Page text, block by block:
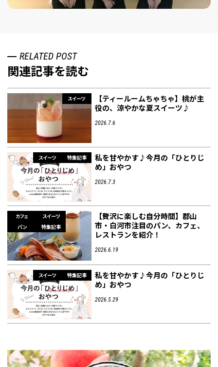
RELATED POST
関連記事を読む
スイーツ
【ティールームちゃちゃ】桃が主
役の、涼やかな夏スイーツ♪
2026.7.6
スイーツ 特集記事
私を甘やかす♪今月の「ひとりじ
め」おやつ
2026.7.3
カフェ
スイーツ
パン
特集記事
【贅沢に楽しむ自分時間】郡山
市・白河市注目のパン、カフェ、
レストランを紹介！
2026.6.19
スイーツ 特集記事
私を甘やかす♪今月の「ひとりじ
め」おやつ
2026.5.29